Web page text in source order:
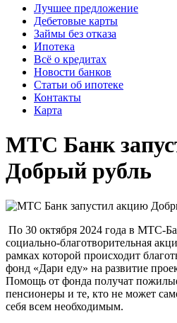
Меню Лучшее предложение
Дебетовые карты
Займы без отказа
Ипотека
Всё о кредитах
Новости банков
Статьи об ипотеке
Контакты
Карта
МТС Банк
Добрый рубль
По 30 октября 2024 года в МТС-
социально-благотворительная
рамках которой происходит
фонд «Дари еду» на развитие
Помощь от фонда получат
пенсионеры и те, кто не может
себя всем необходимым.